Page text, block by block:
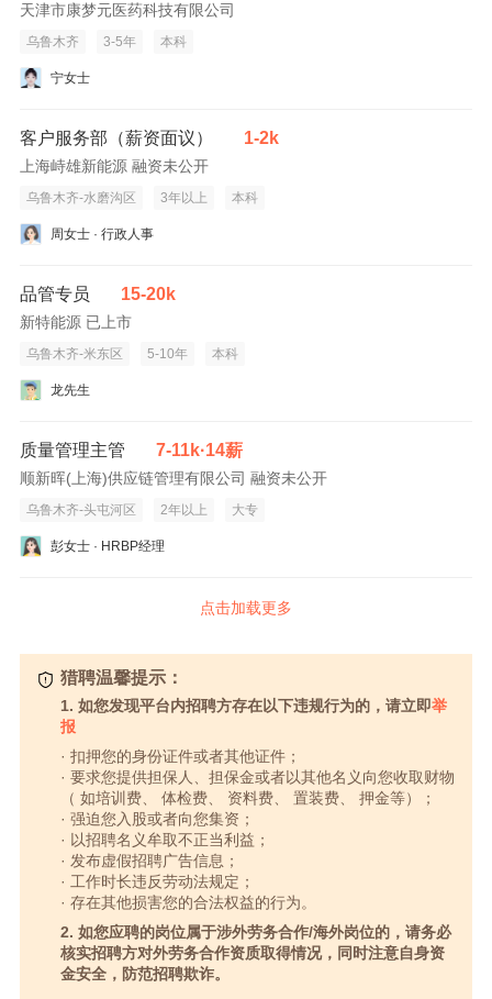
天津市康梦元医药科技有限公司
乌鲁木齐 3-5年 本科
宁女士
客户服务部（薪资面议） 1-2k
上海峙雄新能源 融资未公开
乌鲁木齐-水磨沟区 3年以上 本科
周女士 · 行政人事
品管专员 15-20k
新特能源 已上市
乌鲁木齐-米东区 5-10年 本科
龙先生
质量管理主管 7-11k·14薪
顺新晖(上海)供应链管理有限公司 融资未公开
乌鲁木齐-头屯河区 2年以上 大专
彭女士 · HRBP经理
点击加载更多
猎聘温馨提示：
1. 如您发现平台内招聘方存在以下违规行为的，请立即举
报
· 扣押您的身份证件或者其他证件；
· 要求您提供担保人、担保金或者以其他名义向您收取财物
（ 如培训费、 体检费、 资料费、 置装费、 押金等）；
· 强迫您入股或者向您集资；
· 以招聘名义牟取不正当利益；
· 发布虚假招聘广告信息；
· 工作时长违反劳动法规定；
· 存在其他损害您的合法权益的行为。
2. 如您应聘的岗位属于涉外劳务合作/海外岗位的，请务必
核实招聘方对外劳务合作资质取得情况，同时注意自身资
金安全，防范招聘欺诈。